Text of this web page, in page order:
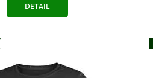
DETAIL